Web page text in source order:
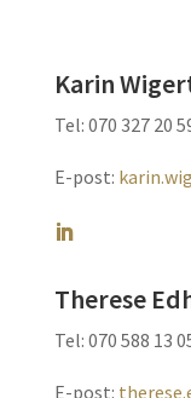
Karin
Tel: 070 327 20
E-post:
Therese
Tel: 070 588 13
E-post: